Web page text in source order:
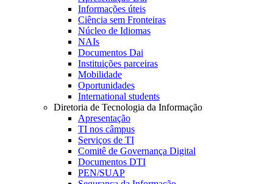
Informações úteis
Ciência sem Fronteiras
Núcleo de Idiomas
NAIs
Documentos Dai
Instituições parceiras
Mobilidade
Oportunidades
International students
Diretoria de Tecnologia da Informação
Apresentação
TI nos câmpus
Serviços de TI
Comitê de Governança Digital
Documentos DTI
PEN/SUAP